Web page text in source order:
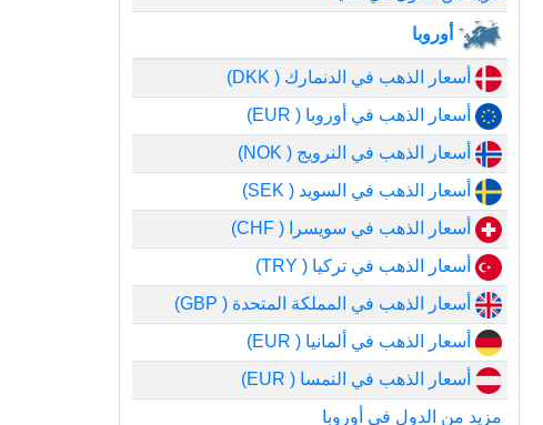
أوروبا
أسعار الذهب في الدنمارك ( DKK)
أسعار الذهب في أوروبا ( EUR)
أسعار الذهب في النرويج ( NOK)
أسعار الذهب في السويد ( SEK)
أسعار الذهب في سويسرا ( CHF)
أسعار الذهب في تركيا ( TRY)
أسعار الذهب في المملكة المتحدة ( GBP)
أسعار الذهب في ألمانيا ( EUR)
أسعار الذهب في النمسا ( EUR)
مزيد من الدول في أوروبا